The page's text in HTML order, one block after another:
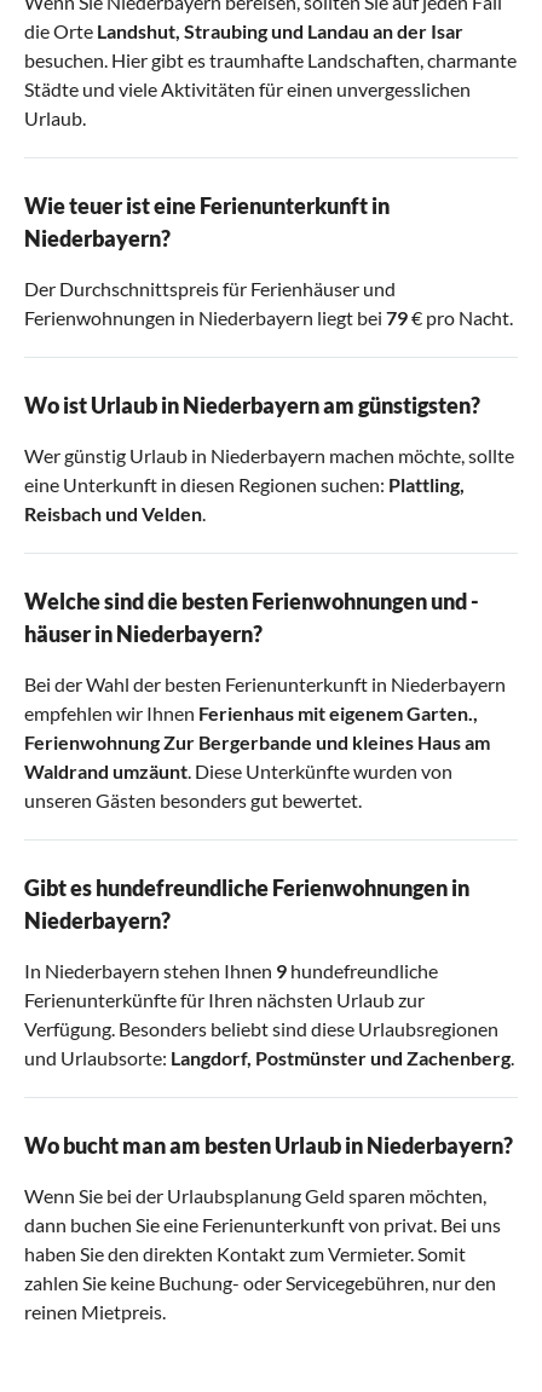
die Orte Landshut, Straubingund Landau an der Isar
besuchen. Hier gibt es traumhafte Landschaften, charmante
Städte und viele Aktivitäten für einen unvergesslichen
Urlaub.
Wie teuer ist eine Ferienunterkunft in
Niederbayern?
Der Durchschnittspreis für Ferienhäuser und
Ferienwohnungen in Niederbayern liegt bei 79€ pro Nacht.
Wo ist Urlaub in Niederbayern am günstigsten?
Wer günstig Urlaub in Niederbayern machen möchte, sollte
eine Unterkunft in diesen Regionen suchen: Plattling,
Reisbachund Velden.
Welche sind die besten Ferienwohnungen und -
häuser in Niederbayern?
Bei der Wahl der besten Ferienunterkunft in Niederbayern
empfehlen wir Ihnen Ferienhaus mit eigenem Garten.,
Ferienwohnung Zur Bergerbande und kleines Haus am
Waldrand umzäunt. Diese Unterkünfte wurden von
unseren Gästen besonders gut bewertet.
Gibt es hundefreundliche Ferienwohnungen in
Niederbayern?
In Niederbayern stehen Ihnen 9 hundefreundliche
Ferienunterkünfte für Ihren nächsten Urlaub zur
Verfügung. Besonders beliebt sind diese Urlaubsregionen
und Urlaubsorte: Langdorf, Postmünsterund Zachenberg.
Wo bucht man am besten Urlaub in Niederbayern?
Wenn Sie bei der Urlaubsplanung Geld sparen möchten,
dann buchen Sie eine Ferienunterkunft von privat. Bei uns
haben Sie den direkten Kontakt zum Vermieter. Somit
zahlen Sie keine Buchung- oder Servicegebühren, nur den
reinen Mietpreis.